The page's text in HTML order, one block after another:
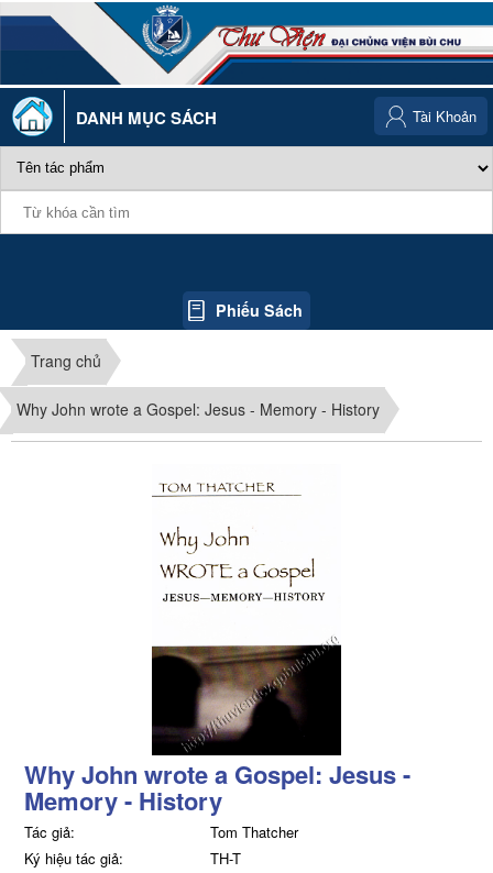
DANH MỤC SÁCH
Phiếu Sách
Tài Khoản
Trang chủ
Why John wrote a Gospel: Jesus - Memory - History
Why John wrote a Gospel: Jesus -
Memory - History
Tác giả:
Tom Thatcher
Ký hiệu tác giả:
TH-T